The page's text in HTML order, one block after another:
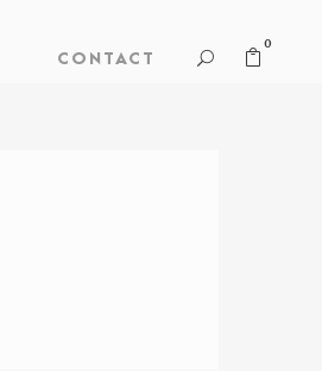
CONTACT
0